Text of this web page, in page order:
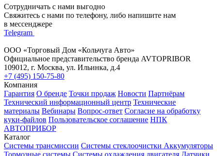
Сотрудничать с нами выгодно
Свяжитесь с нами по телефону, либо напишите нам
в мессенджере
Telegram
ООО «Торговый Дом «Кольчуга Авто»
Официальное представительство бренда AVTOPRIBOR
109012, г. Москва, ул. Ильинка, д.4
+7 (495) 150-75-80
Компания
Гарантия О бренде Точки продаж Новости Партнёрам
Технический информационный центр Технические
материалы Вебинары Вопрос-ответ Согласие на обработку
куки-файлов Пользовательское соглашение НПК
АВТОПРИБОР
Каталог
Системы трансмиссии Системы стеклоочистки Аккумуляторы
Тормозные системы Системы охлаждения двигателя Датчики